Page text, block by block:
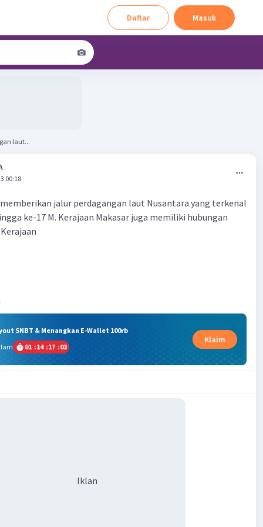
Daftar Masuk
laut...
00:18
jalur perdagangan laut Nusantara yang terkenal
ke-17 M. Kerajaan Makasar juga memiliki hubungan
SNBT & Menangkan E-Wallet 100rb
01 :14 :17 :03
Klaim
Iklan